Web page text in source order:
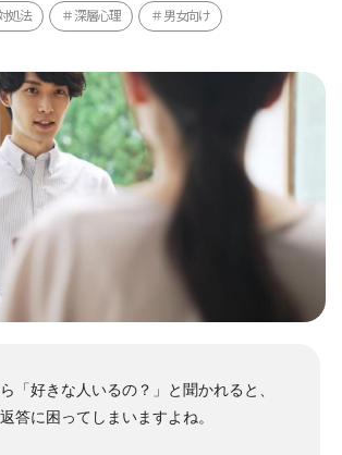
処法 深層心理 男女向け
「好きな人いるの？」と聞かれると、
答に困ってしまいますよね。